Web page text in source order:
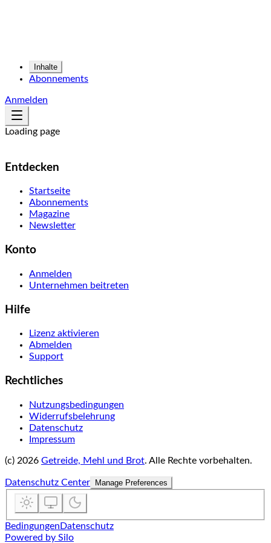
Inhalte
Abonnements
Anmelden
Loading page
Entdecken
Startseite
Abonnements
Magazine
Newsletter
Konto
Anmelden
Unternehmen beitreten
Hilfe
Lizenz aktivieren
Abmelden
Support
Rechtliches
Nutzungsbedingungen
Widerrufsbelehrung
Datenschutz
Impressum
(c) 2026 Getreide, Mehl und Brot. Alle Rechte vorbehalten.
Datenschutz Center Manage Preferences
Bedingungen Datenschutz
Powered by Silo